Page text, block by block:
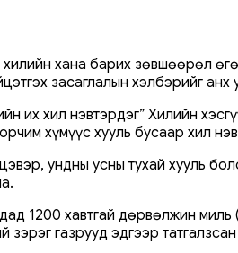
хана барих зөвшөөрөл
засаглалын хэлбэрийг
хил нэвтэрдэг” Хилийн
хүмүүс хууль бусаар хил
ундны усны тухай хууль
1200 хавтгай дөрвөлжин миль
газрууд эдгээр